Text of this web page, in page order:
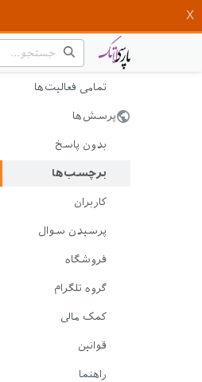
تمامی فعالیت‌ها
پرسش‌ها
بدون پاسخ
برچسب‌ها
کاربران
پرسیدن سوال
فروشگاه
گروه تلگرام
کمک مالی
قوانین
راهنما